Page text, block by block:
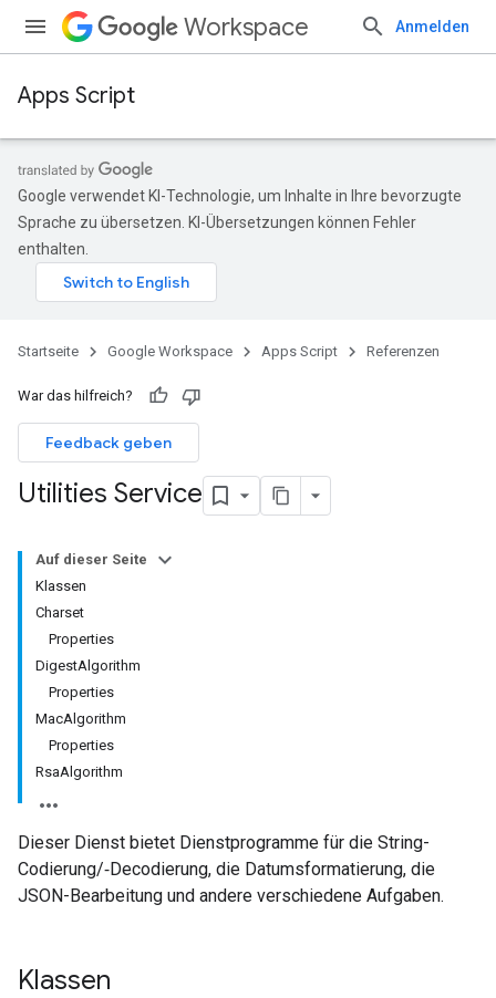
Workspace Anmelden
Apps Script
Google verwendet KI-Technologie, um Inhalte in Ihre bevorzugte
Sprache zu übersetzen. KI-Übersetzungen können Fehler
enthalten.
Startseite Google Workspace Apps Script Referenzen
War das hilfreich?
Feedback geben
Utilities Service
Auf dieser Seite
Klassen
Charset
Properties
DigestAlgorithm
Properties
MacAlgorithm
Properties
RsaAlgorithm
Dieser Dienst bietet Dienstprogramme für die String-
Codierung/‑Decodierung, die Datumsformatierung, die
JSON-Bearbeitung und andere verschiedene Aufgaben.
Klassen